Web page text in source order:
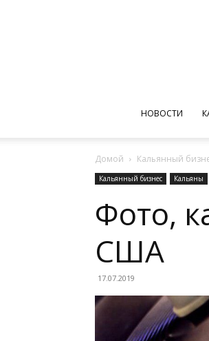
НОВОСТИ
Домой Кальянный
Кальянный бизнес Кальяны
Фото,
США
17.07.2019